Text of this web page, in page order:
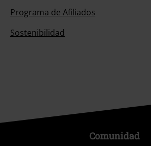
Programa de Afiliados
Sostenibilidad
Comunidad